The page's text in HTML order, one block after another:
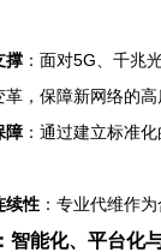
撑 ：面对5G、千兆
，保障新网络的高
障 ：通过建立标准
续性 ：专业代维作
智能化、平台化